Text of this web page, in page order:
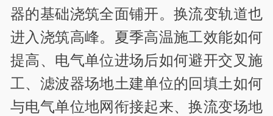
器的基础浇筑全面铺开。换流变轨道也
进入浇筑高峰。夏季高温施工效能如何
提高、电气单位进场后如何避开交叉施
工、滤波器场地土建单位的回填土如何
与电气单位地网衔接起来、换流变场地